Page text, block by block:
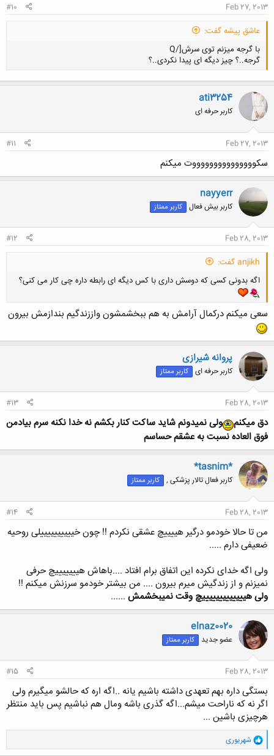
Feb 27, 2013
#10
عاشق پیشه گفت:
با گرجه میزنم توی سرش[/Q
گرجه..؟ چیز دیگه ای پیدا نکردی..؟
کلیک کنید تا باز شود...
ati3254
کاربر حرفه ای
Feb 27, 2013
#11
سکوووووووووووووووت میکنم
nayyerr
کاربر بیش فعال کاربر ممتاز
Feb 28, 2013
#12
anjikh گفت:
اگه بدونی کسی که دوسش داری با کس دیگه ای رابطه داره چی کار می کنی؟
سعی میکنم درکمال آرامش به هم ببخشمشون واززندگیم بندازمش بیرون
پروانه شیرازی
کاربر حرفه ای کاربر ممتاز
Feb 28, 2013
#13
دق میکنم ولی نمیدونم شاید ساکت کنار بکشم نه خدا نکنه سرم بیادمن
فوق العاده نسبت به عشقم حساسم
*tasnim*
کاربر فعال تالار پزشکی , کاربر ممتاز
Feb 28, 2013
#14
من تا حالا خودمو درگیر هییییچ عشقی نکردم !! چون خییییییییییلی روحیه
ضعیفی دارم .....
ولی اگه خدای نکرده این اتفاق برام افتاد ....باهاش هیییییییچ حرفی
نمیزنم و از زندگیش میرم بیرون .... من بیشتر خودمو سرزنش میکنم !!
ولی هیییییییییییییچ وقت نمیبخشمش ......
elnaz0020
عضو جدید کاربر ممتاز
Feb 28, 2013
#15
بستگی داره بهم تعهدی داشته باشیم یانه ..اگه اره که حالشو میگیرم ولی
اگر نه که ناراحت میشم...اگه گذری باشه ومال هم نباشیم پس باید منتظر
هرچیزی باشین ...
و
ا
شهریوری